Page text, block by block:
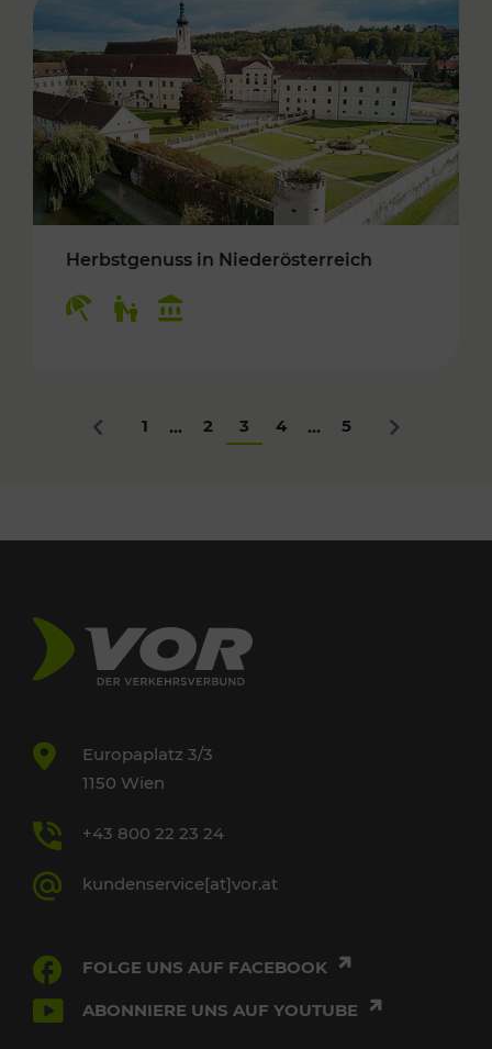
Herbstgenuss in Niederösterreich
Zurück
1 ... 2 3 4 ... 5 Nächstes
Europaplatz 3/3
1150 Wien
+43 800 22 23 24
kundenservice[at]vor.at
FOLGE UNS AUF FACEBOOK
ABONNIERE UNS AUF YOUTUBE